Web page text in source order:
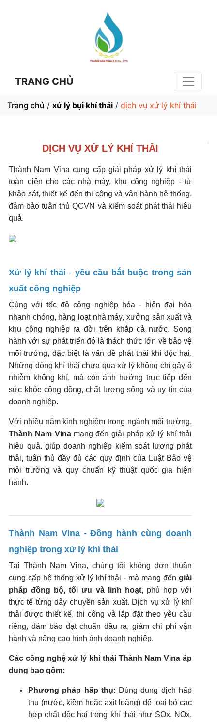
TRANG CHỦ
Trang chủ / xử lý bụi khí thải / dịch vụ xử lý khí thải
DỊCH VỤ XỬ LÝ KHÍ THẢI
Thành Nam Vina cung cấp giải pháp xử lý khí thải
toàn diện cho các nhà máy, khu công nghiệp - từ
khảo sát, thiết kế đến thi công và vận hành hệ thống,
đảm bảo tuân thủ QCVN và kiểm soát phát thải hiệu
quả.
Xử lý khí thải - yêu cầu bắt buộc trong sản
xuất công nghiệp
Cùng với tốc độ công nghiệp hóa - hiện đại hóa
nhanh chóng, hàng loạt nhà máy, xưởng sản xuất và
khu công nghiệp ra đời trên khắp cả nước. Song
hành với sự phát triển đó là thách thức lớn về bảo vệ
môi trường, đặc biệt là vấn đề phát thải khí độc hại.
Những dòng khí thải chưa qua xử lý không chỉ gây ô
nhiễm không khí, mà còn ảnh hưởng trực tiếp đến
sức khỏe cộng đồng, chất lượng sống và uy tín của
doanh nghiệp.
Với nhiều năm kinh nghiệm trong ngành môi trường,
Thành Nam Vinamang đến giải pháp xử lý khí thải
hiệu quả, giúp doanh nghiệp kiểm soát lượng phát
thải, tuân thủ đầy đủ các quy định của Luật Bảo vệ
môi trường và quy chuẩn kỹ thuật quốc gia hiện
hành.
Thành Nam Vina - Đồng hành cùng doanh
nghiệp trong xử lý khí thải
Tại Thành Nam Vina, chúng tôi không đơn thuần
cung cấp hệ thống xử lý khí thải - mà mang đến giải
pháp đồng bộ, tối ưu và linh hoạt, phù hợp với
thực tế từng dây chuyền sản xuất. Dịch vụ xử lý khí
thải được thiết kế, thi công và lắp đặt theo yêu cầu
riêng, đảm bảo đạt chuẩn đầu ra, giảm chi phí vận
hành và nâng cao hình ảnh doanh nghiệp.
Các công nghệ xử lý khí thải Thành Nam Vina áp
dụng bao gồm:
Phương pháp hấp thụ: Dùng dung dịch hấp
thụ (nước, kiềm hoặc axit loãng) để loại bỏ các
hợp chất độc hại trong khí thải như SOx, NOx,